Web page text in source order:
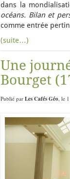
dans la
océans. Bilan et
comme entrée
(suite…)
Une
Bourget
Publié par Les Cafés Géo, le